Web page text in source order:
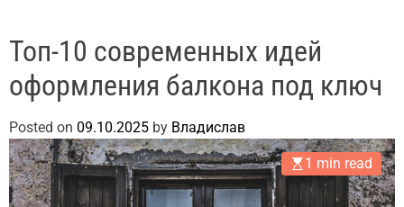
Топ-10 современных идей
оформления балкона под ключ
Posted on 09.10.2025 by Владислав
1 min read